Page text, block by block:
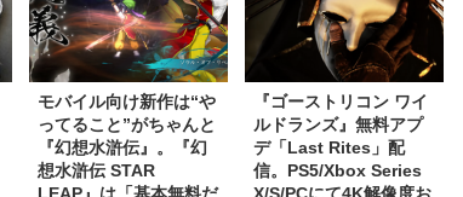
モバイル向け新作は“や
ってること”がちゃんと
『幻想水滸伝』。『幻
想水滸伝 STAR
『ゴーストリコン ワイ
ルドランズ』無料アプ
デ「Last Rites」配
信。PS5/Xbox Series